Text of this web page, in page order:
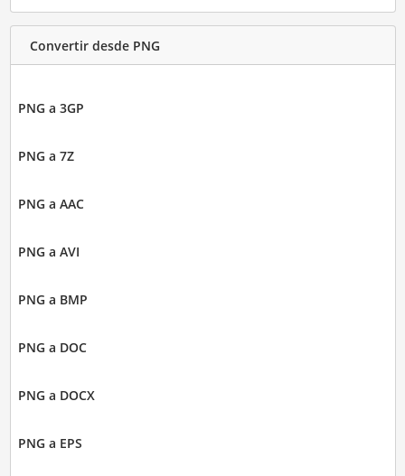
Convertir desde PNG
PNG a 3GP
PNG a 7Z
PNG a AAC
PNG a AVI
PNG a BMP
PNG a DOC
PNG a DOCX
PNG a EPS